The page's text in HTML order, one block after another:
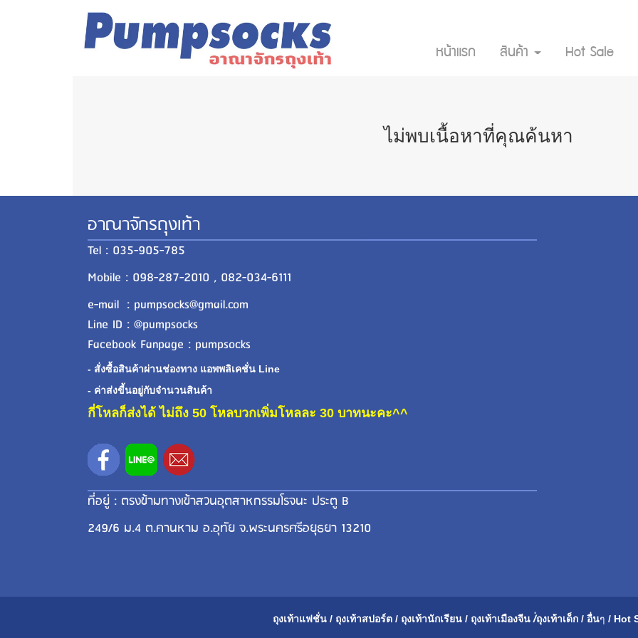
หน้าแรก สินค้า Hot Sale
ไม่พบเนื้อหาที่คุณค้นหา
อาณาจักรถุงเท้า
Tel : 035-905-785
Mobile : 098-287-2010 , 082-034-6111
e-mail : pumpsocks@gmail.com
Line ID : @pumpsocks
Facebook Fanpage : pumpsocks
- สั่งซื้อสินค้าผ่านช่องทาง แอพพลิเคชั่น Line
- ค่าส่งขี้นอยู่กับจำนวนสินค้า
กี่โหลก็ส่งได้ ไม่ถึง 50 โหลบวกเพิ่มโหลละ 30 บาทนะคะ^^
ที่อยู่ : ตรงข้ามทางเข้าสวนอุตสาหกรรมโรจนะ ประตู B
249/6 ม.4 ต.คานหาม อ.อุทัย จ.พระนครศรีอยุธยา 13210
ถุงเท้าแฟชั่น / ถุงเท้าสปอร์ต / ถุงเท้านักเรียน/ ถุงเท้าเมืองจีน /่ถุงเท้าเด็ก / อื่นๆ / Hot